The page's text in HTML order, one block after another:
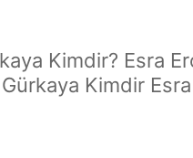
Kimdir? Esra
Kimdir